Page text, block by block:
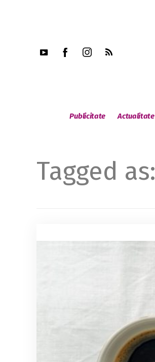
Publicitate Actualitate
Tagged as: